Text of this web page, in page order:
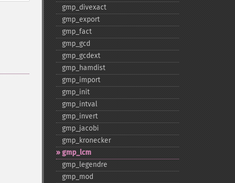
gmp_​divexact
gmp_​export
gmp_​fact
gmp_​gcd
gmp_​gcdext
gmp_​hamdist
gmp_​import
gmp_​init
gmp_​intval
gmp_​invert
gmp_​jacobi
gmp_​kronecker
gmp_​lcm
gmp_​legendre
gmp_​mod